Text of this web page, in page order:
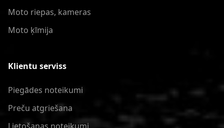
Moto riepas, kameras
Moto ķīmija
Klientu serviss
Piegādes noteikumi
Preču atgriešana